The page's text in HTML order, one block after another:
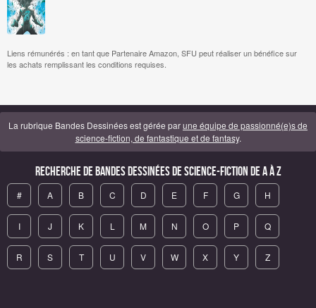
Liens rémunérés : en tant que Partenaire Amazon, SFU peut réaliser un bénéfice sur
les achats remplissant les conditions requises.
La rubrique Bandes Dessinées est gérée parune équipe de passionné(e)s de
science-fiction, de fantastique et de fantasy.
Recherche de Bandes Dessinées de science-fiction de A à Z
# A B C D E F G H
I J K L M N O P Q
R S T U V W X Y Z